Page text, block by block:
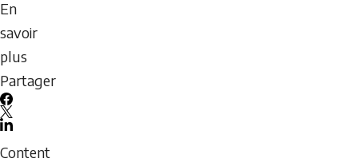
confirmant
le
diagnostic
médical
En
savoir
plus
sur
Commotion
cérébrale
:
Partager
Facebook
X
Email
Content